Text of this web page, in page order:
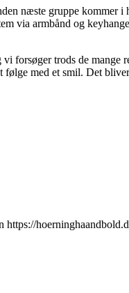
næste gruppe
via armbånd og
forsøger trods de
med et smil. Det
https://